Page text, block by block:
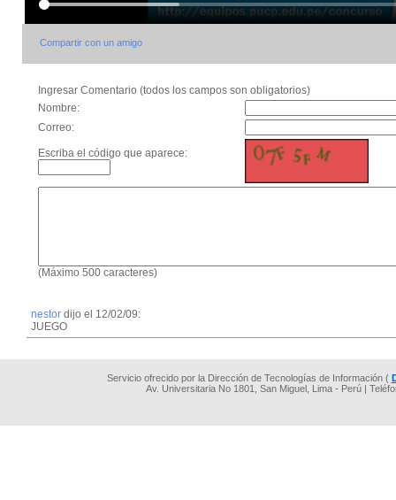
Compartir con un amigo
Ingresar Comentario (todos los campos son obligatorios)
Nombre:
Correo:
Escriba el código que aparece:
(Máximo 500 caracteres)
nestor dijo el 12/02/09:
JUEGO
Servicio ofrecido por la Dirección de Tecnologías de Información (
Av. Universitaria No 1801, San Miguel, Lima - Perú |